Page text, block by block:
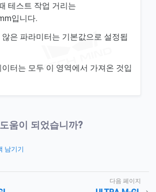
테스트 작업 거리는
입니다.
은 파라미터는 기본값으로 설정됩
터는 모두 이 영역에서 가져온 것입
움이 되었습니까?
남기기